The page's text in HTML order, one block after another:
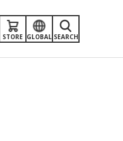
SEARCH
GLOBAL
STORE